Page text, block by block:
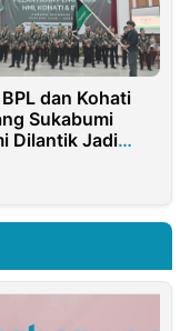
dan Kohati
Sukabumi
Dilantik Jadi